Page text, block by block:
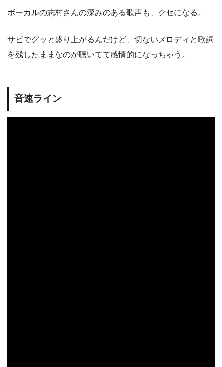
ボーカルの志村さんの深みのある歌声も、クセになる。
サビでグッと盛り上がるんだけど、切ないメロディと歌詞
を残したままなのが聴いてて感情的になっちゃう。
音速ライン